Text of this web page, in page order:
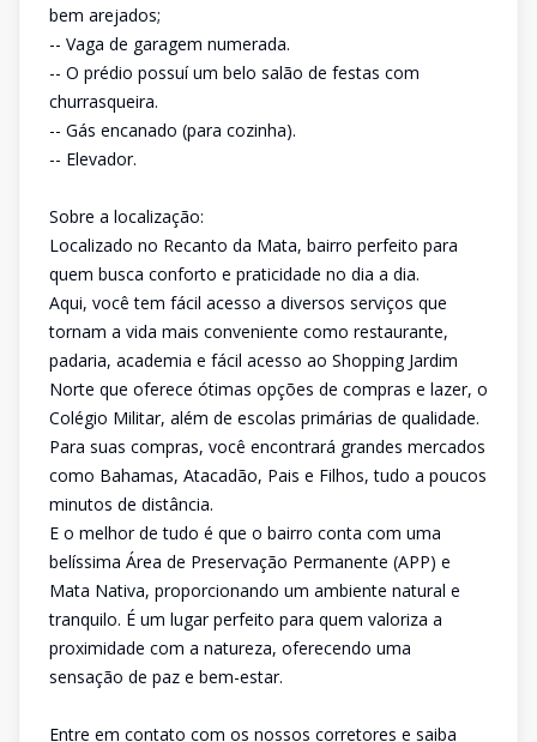
bem arejados;
-- Vaga de garagem numerada.
-- O prédio possuí um belo salão de festas com
churrasqueira.
-- Gás encanado (para cozinha).
-- Elevador.
Sobre a localização:
Localizado no Recanto da Mata, bairro perfeito para
quem busca conforto e praticidade no dia a dia.
Aqui, você tem fácil acesso a diversos serviços que
tornam a vida mais conveniente como restaurante,
padaria, academia e fácil acesso ao Shopping Jardim
Norte que oferece ótimas opções de compras e lazer, o
Colégio Militar, além de escolas primárias de qualidade.
Para suas compras, você encontrará grandes mercados
como Bahamas, Atacadão, Pais e Filhos, tudo a poucos
minutos de distância.
E o melhor de tudo é que o bairro conta com uma
belíssima Área de Preservação Permanente (APP) e
Mata Nativa, proporcionando um ambiente natural e
tranquilo. É um lugar perfeito para quem valoriza a
proximidade com a natureza, oferecendo uma
sensação de paz e bem-estar.
Entre em contato com os nossos corretores e saiba